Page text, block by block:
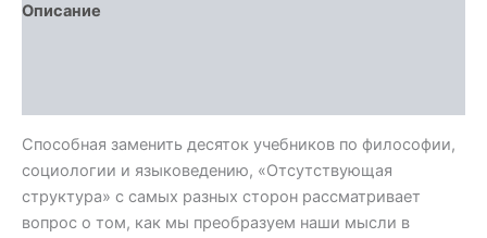
Описание
Способная заменить десяток учебников по философии,
социологии и языковедению, «Отсутствующая
структура» с самых разных сторон рассматривает
вопрос о том, как мы преобразуем наши мысли в